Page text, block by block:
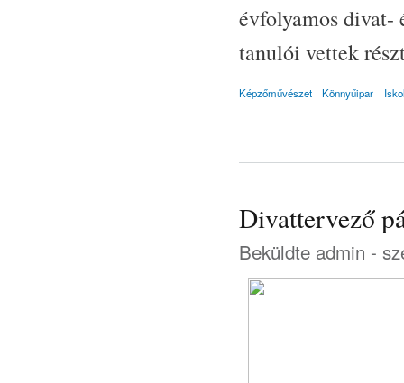
évfolyamos divat-
tanulói vettek
Képzőművészet Könnyűipar
Divattervező
Beküldte admin -